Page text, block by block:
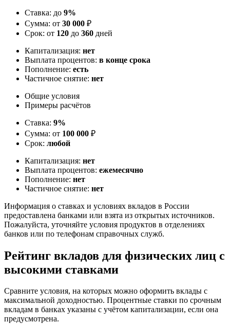
Ставка: до 9%
Сумма: от 30 000 ₽
Срок: от 120 до 360 дней
Капитализация: нет
Выплата процентов: в конце срока
Пополнение: есть
Частичное снятие: нет
Общие условия
Примеры расчётов
Ставка: 9%
Сумма: от 100 000 ₽
Срок: любой
Капитализация: нет
Выплата процентов: ежемесячно
Пополнение: нет
Частичное снятие: нет
Информация о ставках и условиях вкладов в России
предоставлена банками или взята из открытых источников.
Пожалуйста, уточняйте условия продуктов в отделениях
банков или по телефонам справочных служб.
Рейтинг вкладов для физических лиц с
высокими ставками
Сравните условия, на которых можно оформить вклады с
максимальной доходностью. Процентные ставки по срочным
вкладам в банках указаны с учётом капитализации, если она
предусмотрена.